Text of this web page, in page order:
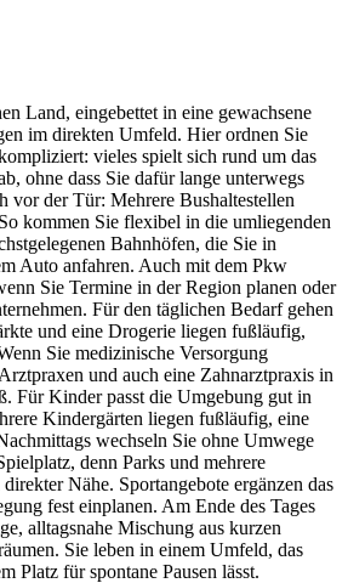
Land, eingebettet in eine gewachsene
im direkten Umfeld. Hier ordnen Sie
vieles spielt sich rund um das
ohne dass Sie dafür lange unterwegs
vor der Tür: Mehrere Bushaltestellen
kommen Sie flexibel in die umliegenden
Bahnhöfen, die Sie in
Auto anfahren. Auch mit dem Pkw
Sie Termine in der Region planen oder
Für den täglichen Bedarf gehen
und eine Drogerie liegen fußläufig,
Sie medizinische Versorgung
und auch eine Zahnarztpraxis in
Für Kinder passt die Umgebung gut in
Kindergärten liegen fußläufig, eine
wechseln Sie ohne Umwege
denn Parks und mehrere
Nähe. Sportangebote ergänzen das
fest einplanen. Am Ende des Tages
alltagsnahe Mischung aus kurzen
Sie leben in einem Umfeld, das
Platz für spontane Pausen lässt.